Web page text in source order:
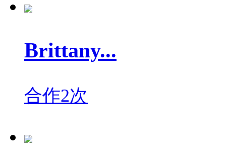
Brittany...
合作2次